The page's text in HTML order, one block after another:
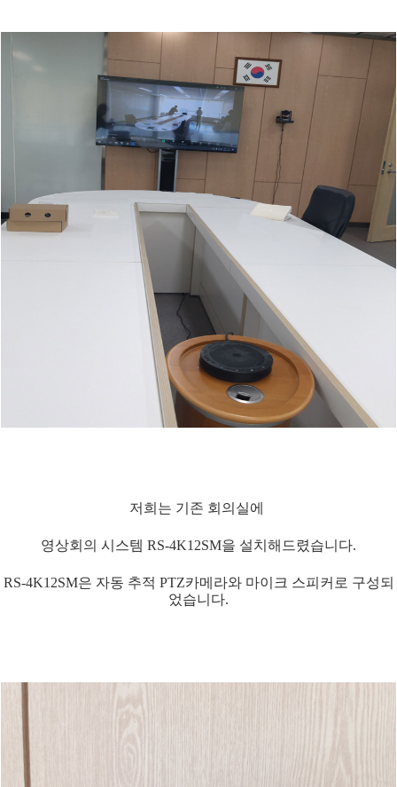
저희는 기존 회의실에
영상회의 시스템 RS-4K12SM을 설치해드렸습니다.
RS-4K12SM은 자동 추적 PTZ카메라와 마이크 스피커로 구성되
었습니다.